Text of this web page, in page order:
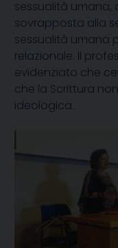
sessualità umana,
sovrapposta alla
sessualità umana
relazionale. Il
evidenziato che
che la Scrittura
ideologica.